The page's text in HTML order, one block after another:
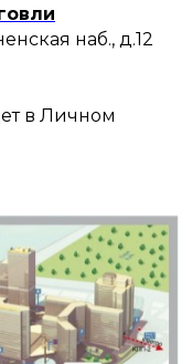
наб., д.12
в Личном